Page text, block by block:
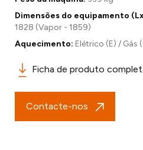
Dimensões do equipamento
1828 (Vapor - 1859)
Aquecimento: Elétrico (E) / Gás
Ficha de produto
Contacte-nos